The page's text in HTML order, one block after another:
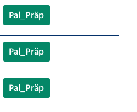
Pal_Präp
Pal_Präp
Pal_Präp